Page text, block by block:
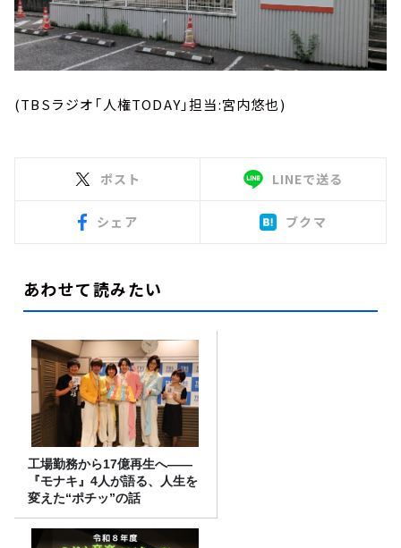
(TBSラジオ「人権TODAY」担当:宮内悠也)
ポスト LINEで送る
シェア ブクマ
あわせて読みたい
工場勤務から17億再生へ——
『モナキ』4人が語る、人生を
変えた“ポチッ”の話